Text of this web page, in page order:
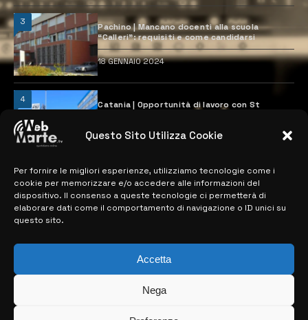
Questo Sito Utilizza Cookie
Per fornire le migliori esperienze, utilizziamo tecnologie come i
cookie per memorizzare e/o accedere alle informazioni del
dispositivo. Il consenso a queste tecnologie ci permetterà di
elaborare dati come il comportamento di navigazione o ID unici su
questo sito.
Accetta
Nega
3
Pachino | Mancano docenti alla scuola
“Calleri”: requisiti e come candidarsi
18 GENNAIO 2024
4
Catania | Opportunità di lavoro con St
28 MARZO 2024
MAPPA DEL SITO
> NOTIZIE
> CONTATTI